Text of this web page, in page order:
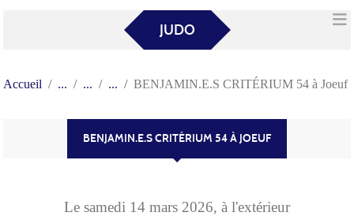
JUDO
Accueil BENJAMIN.E.S CRITÉRIUM 54 à Joeuf
BENJAMIN.E.S CRITÉRIUM 54 À JOEUF
Le samedi 14 mars 2026, à l'extérieur